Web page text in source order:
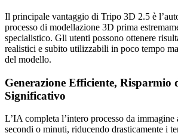
Il principale vantaggio di Tripo 3D 2.5 è
processo di modellazione 3D prima
specialistico. Gli utenti possono ottenere
realistici e subito utilizzabili in poco tempo
del modello.
Generazione Efficiente, Risparmio
Significativo
L’IA completa l’intero processo da
secondi o minuti, riducendo drasticamente i